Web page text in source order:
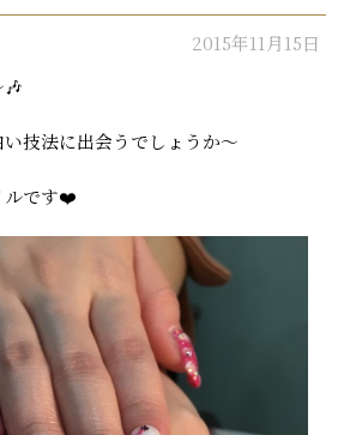
2015年11月15日
技法に出会うでしょうか〜
ルです❤️